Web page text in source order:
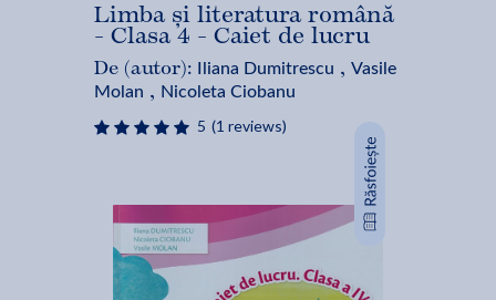
Limba și literatura română
- Clasa 4 - Caiet de lucru
De (autor): Iliana Dumitrescu , Vasile
Molan , Nicoleta Ciobanu
5 (1 reviews)